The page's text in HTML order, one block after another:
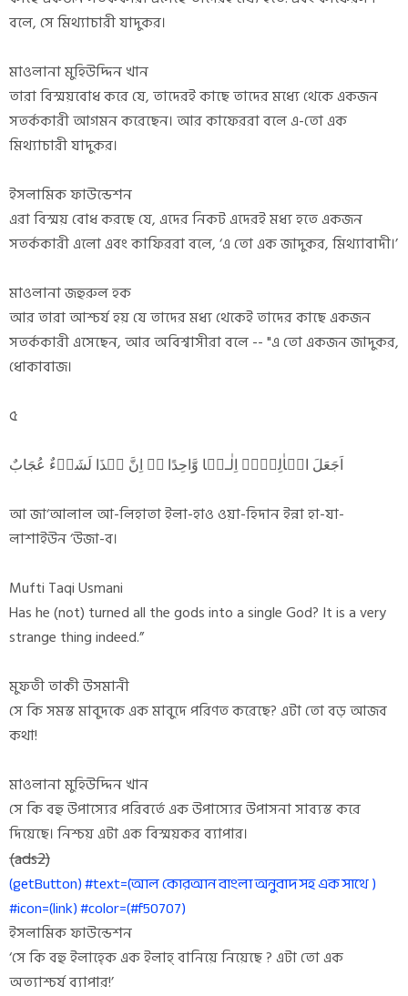
বলে, সে মিথ্যাচারী যাদুকর।
মাওলানা মুহিউদ্দিন খান
তারা বিস্ময়বোধ করে যে, তাদেরই কাছে তাদের মধ্যে থেকে একজন
সতর্ককারী আগমন করেছেন। আর কাফেররা বলে এ-তো এক
মিথ্যাচারী যাদুকর।
ইসলামিক ফাউন্ডেশন
এরা বিস্ময় বোধ করছে যে, এদের নিকট এদেরই মধ্য হতে একজন
সতর্ককারী এলো এবং কাফিররা বলে, ‘এ তো এক জাদুকর, মিথ্যাবাদী।’
মাওলানা জহুরুল হক
আর তারা আশ্চর্য হয় যে তাদের মধ্য থেকেই তাদের কাছে একজন
সতর্ককারী এসেছেন, আর অবিশ্বাসীরা বলে -- "এ তো একজন জাদুকর,
ধোকাবাজ।
৫
اَجَعَلَ الۡاٰلِہَۃَ اِلٰـہًا وَّاحِدًا ۚۖ اِنَّ ہٰذَا لَشَیۡءٌ عُجَابٌ
আ জা‘আলাল আ-লিহাতা ইলা-হাও ওয়া-হিদান ইন্না হা-যা-
লাশাইউন ‘উজা-ব।
Mufti Taqi Usmani
Has he (not) turned all the gods into a single God? It is a very
strange thing indeed.”
মুফতী তাকী উসমানী
সে কি সমস্ত মাবুদকে এক মাবুদে পরিণত করেছে? এটা তো বড় আজব
কথা!
মাওলানা মুহিউদ্দিন খান
সে কি বহু উপাস্যের পরিবর্তে এক উপাস্যের উপাসনা সাব্যস্ত করে
দিয়েছে। নিশ্চয় এটা এক বিস্ময়কর ব্যাপার।
(ads2)
(getButton) #text=(আল কোরআন বাংলা অনুবাদ সহ এক সাথে )
#icon=(link) #color=(#f50707)
ইসলামিক ফাউন্ডেশন
‘সে কি বহু ইলাহ্কে এক ইলাহ্ বানিয়ে নিয়েছে ? এটা তো এক
অত্যাশ্চর্য ব্যাপার!’